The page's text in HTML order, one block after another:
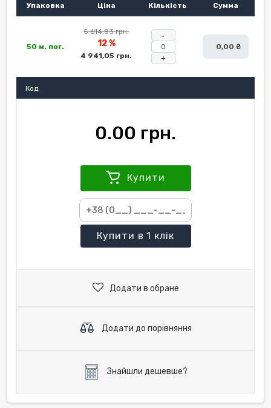
Упаковка Ціна Кількість Сумма
50 м. пог.
5 614,83 грн.
12 %
4 941,05 грн. +
0,00 ₴
Код:
0.00 грн.
Купити
Купити в 1 клік
Додати в обране
Додати до порівняння
Знайшли дешевше?